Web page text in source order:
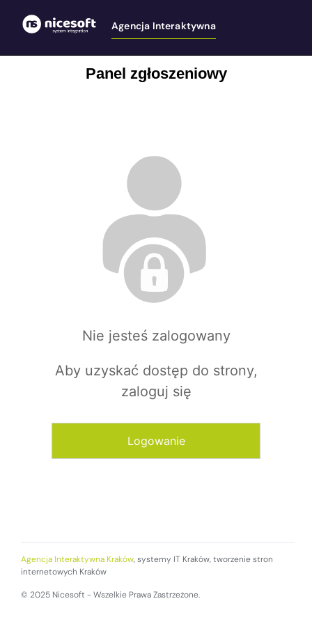
Agencja Interaktywna
Panel zgłoszeniowy
Nie jesteś zalogowany
Aby uzyskać dostęp do strony,
zaloguj się
Logowanie
© 2025 Nicesoft - Wszelkie Prawa Zastrzeżone.
Agencja Interaktywna Kraków, systemy IT Kraków, tworzenie stron
internetowych Kraków